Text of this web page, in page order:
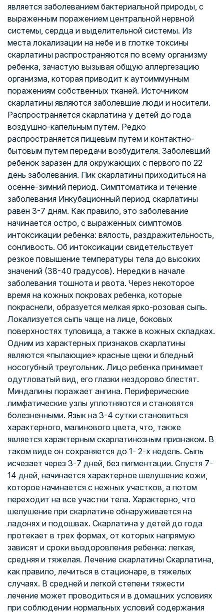
является заболеванием бактериальной природы, с
выраженным поражением центральной нервной
системы, сердца и выделительной системы. Из
места локализации на небе и в глотке токсины
скарлатины распространяются по всему организму
ребенка, зачастую вызывая общую аллергезацию
организма, которая приводит к аутоиммунным
поражениям собственных тканей. Источником
скарлатины являются заболевшие люди и носители.
Распространяется скарлатина у детей до года
воздушно-капельным путем. Редко
распространяется пищевым путем и контактно-
бытовым путем передачи возбудителя. Заболевший
ребенок заразен для окружающих с первого по 22
день заболевания. Пик скарлатины приходиться на
осенне-зимний период. Симптоматика и течение
заболевания Инкубационный период скарлатины
равен 3-7 дням. Как правило, это заболевание
начинается остро, с выраженных симптомов
интоксикации ребенка: вялость, раздражительность,
сонливость. Об интоксикации свидетельствует
резкое повышение температуры тела до высоких
значений (38-40 градусов). Нередки в начале
заболевания тошнота и рвота. Через некоторое
время на кожных покровах ребенка, которые
покраснели, образуется мелкая ярко-розовая сыпь.
Локализуется сыпь чаще на лице, боковых
поверхностях туловища, а также в кожных складках.
Одним из характерных признаков скарлатины
являются «пылающие» красные щеки и бледный
носогубный треугольник. Лицо ребенка принимает
одутловатый вид, его глазки нездорово блестят.
Миндалины поражает ангина. Периферические
лимфатические узлы уплотняются и становятся
болезненными. Язык на 3-4 сутки становиться
характерного, малинового цвета, что, также
является характерным скарлатинозным признаком. В
таком виде он сохраняется до 1- 2-х недель. Сыпь
исчезает через 3-7 дней, без пигментации. Спустя 7-
14 дней, начинается характерное шелушение кожи,
которое начинается с нежных участков, а потом
переходит на все участки тела. Характерно, что
шелушение при скарлатине обнаруживается на
ладонях и подошвах. Скарлатина у детей до года
протекает в трех формах, от которых напрямую
зависят и сроки выздоровления ребенка: легкая,
средняя и тяжелая. Лечение скарлатины Скарлатина,
как правило, лечиться в стационаре, в тяжелых
случаях. В средней и легкой степени тяжести
лечение может проводиться и в домашних условиях
при соблюдении нормальных условий содержания